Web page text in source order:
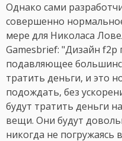
Однако сами
совершенно
мере для Николаса
Gamesbrief: "Дизайн f2p
подавляющее
тратить деньги, и это
подождать, без
будут тратить деньги
вещи. Они будут
никогда не погружаясь